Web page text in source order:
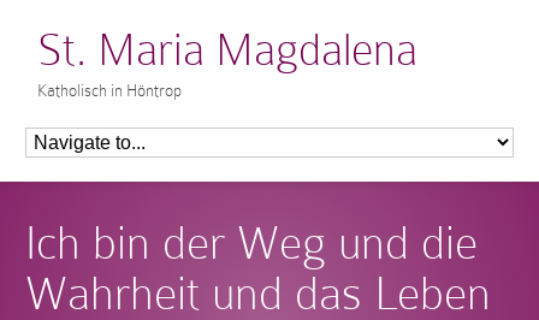
St. Maria Magdalena
Katholisch in Höntrop
Ich bin der Weg und die
Wahrheit und das Leben